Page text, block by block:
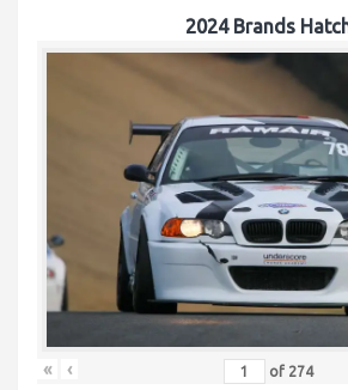
2024 Brands
« ‹ of 274